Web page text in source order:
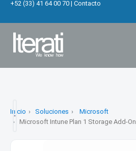
+52 (33) 41 64 00 70 | Contacto
Inicio Soluciones
Microsoft
Microsoft Intune Plan 1 Storage Add-On